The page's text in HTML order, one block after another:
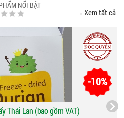
NỔI BẬT
→ Xem tất cả
-10%
Thái Lan (bao gồm VAT)